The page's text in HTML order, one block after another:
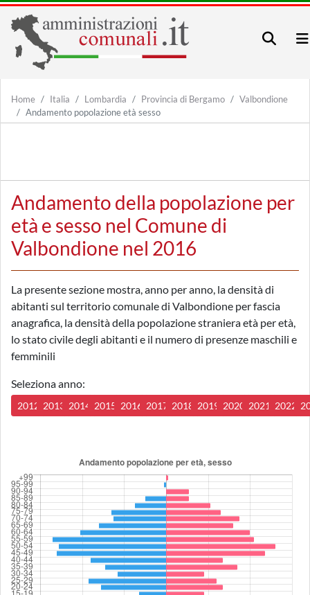
Home Italia Lombardia Provincia di Bergamo
Valbondione
Andamento popolazione età sesso
Andamento della popolazione per
età e sesso nel Comune di
Valbondione nel 2016
La presente sezione mostra, anno per anno, la densità di
abitanti sul territorio comunale di Valbondione per fascia
anagrafica, la densità della popolazione straniera età per età,
lo stato civile degli abitanti e il numero di presenze maschili e
femminili
Seleziona anno:
2012 2013 2014 2015 2016 2017 2018 2019 2020 2021 2022